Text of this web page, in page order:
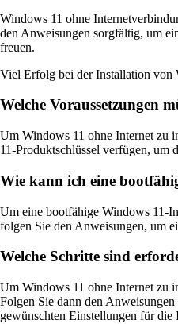
Windows 11 ohne
den Anweisungen sorgfältig, um
freuen.
Viel Erfolg bei der Installation von
Welche Voraussetzungen
Um Windows 11 ohne Internet zu
11-Produktschlüssel verfügen, um
Wie kann ich eine
Um eine bootfähige Windows 11-
folgen Sie den Anweisungen, um
Welche Schritte sind
Um Windows 11 ohne Internet zu
Folgen Sie dann den
gewünschten Einstellungen für die